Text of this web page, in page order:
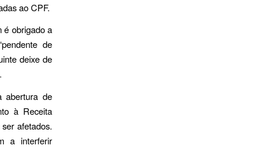
ao CPF.
é obrigado a
de
deixe de
abertura de
à Receita
afetados.
a interferir